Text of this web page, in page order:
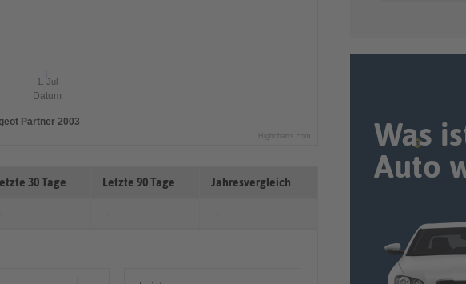
Datum
Partner 2003
1. Jul
Highcharts.com
30 Tage Letzte 90 Tage Jahresvergleich
- - -
Was
Auto